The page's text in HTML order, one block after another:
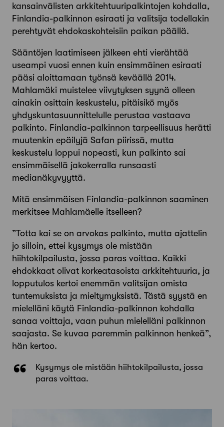
kansainvälisten arkkitehtuuripalkintojen kohdalla,
Finlandia-palkinnon esiraati ja valitsija todellakin
perehtyvät ehdokaskohteisiin paikan päällä.
Sääntöjen laatimiseen jälkeen ehti vierähtää
useampi vuosi ennen kuin ensimmäinen esiraati
pääsi aloittamaan työnsä keväällä 2014.
Mahlamäki muistelee viivytyksen syynä olleen
ainakin osittain keskustelu, pitäisikö myös
yhdyskuntasuunnittelulle perustaa vastaava
palkinto. Finlandia-palkinnon tarpeellisuus herätti
muutenkin epäilyjä Safan piirissä, mutta
keskustelu loppui nopeasti, kun palkinto sai
ensimmäisellä jakokerralla runsaasti
medianäkyvyyttä.
Mitä ensimmäisen Finlandia-palkinnon saaminen
merkitsee Mahlamäelle itselleen?
”Totta kai se on arvokas palkinto, mutta ajattelin
jo silloin, ettei kysymys ole mistään
hiihtokilpailusta, jossa paras voittaa. Kaikki
ehdokkaat olivat korkeatasoista arkkitehtuuria, ja
lopputulos kertoi enemmän valitsijan omista
tuntemuksista ja mieltymyksistä. Tästä syystä en
mielelläni käytä Finlandia-palkinnon kohdalla
sanaa voittaja, vaan puhun mielelläni palkinnon
saajasta. Se kuvaa paremmin palkinnon henkeä”,
hän kertoo.
Kysymys ole mistään hiihtokilpailusta, jossa
paras voittaa.